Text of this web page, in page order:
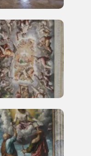
Museo
Sansevero
Napoli
Palazzo Strozzi
Firenze
Gallerie
Milano